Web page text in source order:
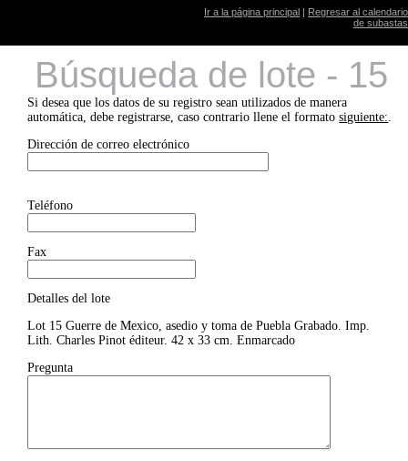
Ir a la página principal | Regresar al calendario
de subastas
Búsqueda de lote - 15
Si desea que los datos de su registro sean utilizados de manera
automática, debe registrarse, caso contrario llene el formatosiguiente:.
Dirección de correo electrónico
Teléfono
Fax
Detalles del lote
Lot 15 Guerre de Mexico, asedio y toma de Puebla Grabado. Imp.
Lith. Charles Pinot éditeur. 42 x 33 cm. Enmarcado
Pregunta